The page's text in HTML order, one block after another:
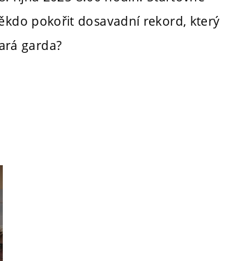
pokořit dosavadní rekord, který
garda?